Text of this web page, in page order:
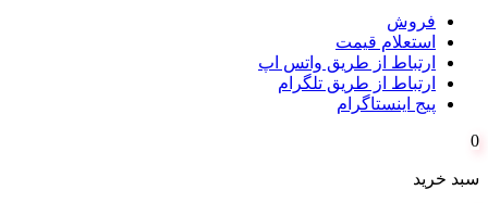
فروش
استعلام قیمت
ارتباط از طریق واتس اپ
ارتباط از طریق تلگرام
پیج اینستاگرام
0
سبد خرید